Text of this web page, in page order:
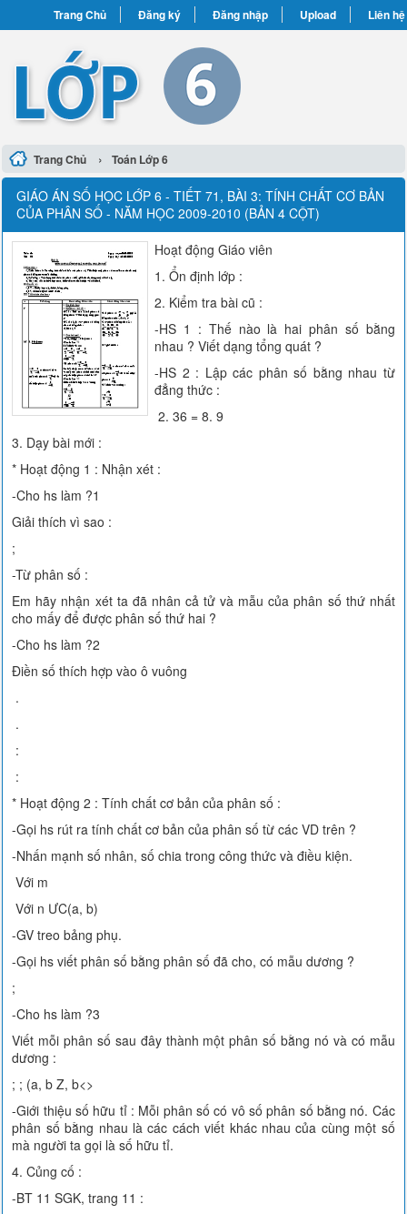
Trang Chủ Đăng ký Đăng nhập Upload Liên hệ
Trang Chủ › Toán Lớp 6
GIÁO ÁN SỐ HỌC LỚP 6 - TIẾT 71, BÀI 3: TÍNH CHẤT CƠ BẢN
CỦA PHÂN SỐ - NĂM HỌC 2009-2010 (BẢN 4 CỘT)
Hoạt động Giáo viên
1. Ổn định lớp :
2. Kiểm tra bài cũ :
-HS 1 : Thế nào là hai phân số bằng
nhau ? Viết dạng tổng quát ?
-HS 2 : Lập các phân số bằng nhau từ
đẳng thức :
2. 36 = 8. 9
3. Dạy bài mới :
* Hoạt động 1 : Nhận xét :
-Cho hs làm ?1
Giải thích vì sao :
;
-Từ phân số :
Em hãy nhận xét ta đã nhân cả tử và mẫu của phân số thứ nhất
cho mấy để được phân số thứ hai ?
-Cho hs làm ?2
Điền số thích hợp vào ô vuông
.
.
:
:
* Hoạt động 2 : Tính chất cơ bản của phân số :
-Gọi hs rút ra tính chất cơ bản của phân số từ các VD trên ?
-Nhấn mạnh số nhân, số chia trong công thức và điều kiện.
Với m
Với n ƯC(a, b)
-GV treo bảng phụ.
-Gọi hs viết phân số bằng phân số đã cho, có mẫu dương ?
;
-Cho hs làm ?3
Viết mỗi phân số sau đây thành một phân số bằng nó và có mẫu
dương :
; ; (a, b Z, b<>
-Giới thiệu số hữu tỉ : Mỗi phân số có vô số phân số bằng nó. Các
phân số bằng nhau là các cách viết khác nhau của cùng một số
mà người ta gọi là số hữu tỉ.
4. Củng cố :
-BT 11 SGK, trang 11 :